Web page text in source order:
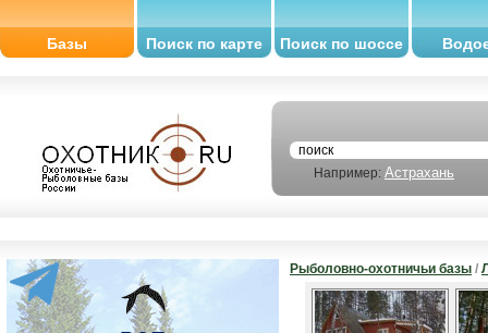
Базы Поиск по карте Поиск по шоссе
Например: Астрахань
Рыболовно-охотничьи базы /